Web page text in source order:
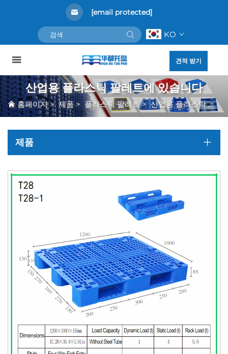
[email protected]
KO
견적 받기
산업용 플라스틱 팔레트에 있습니다
홈페이지>제품> 플라스틱 팔레트> 산업용 플라스틱 팔레트에 있습니다
제품